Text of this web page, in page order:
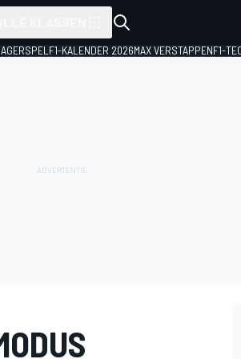
F1-KALENDER 2026MAX VERSTAPPENF1-